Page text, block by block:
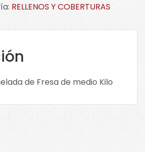
RELLENOS Y COBERTURAS
de Fresa de medio Kilo